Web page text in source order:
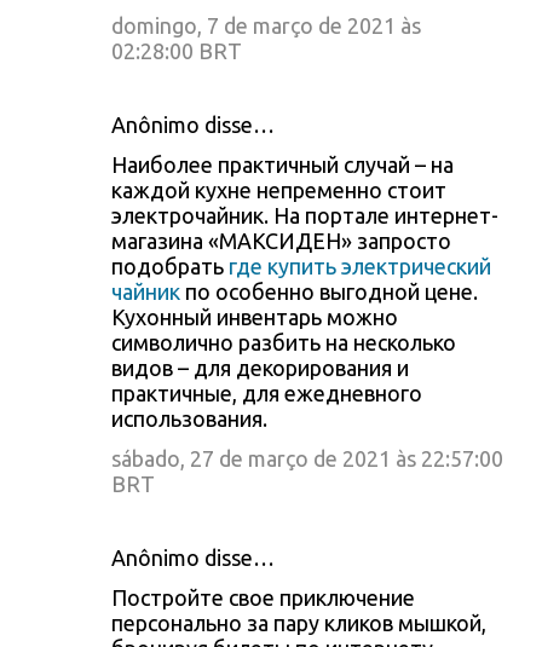
domingo, 7 de março de 2021 às
02:28:00 BRT
Anônimo disse…
Наиболее практичный случай – на
каждой кухне непременно стоит
электрочайник. На портале интернет-
магазина «МАКСИДЕН» запросто
подобрать где купить электрический
чайник по особенно выгодной цене.
Кухонный инвентарь можно
символично разбить на несколько
видов – для декорирования и
практичные, для ежедневного
использования.
sábado, 27 de março de 2021 às 22:57:00
BRT
Anônimo disse…
Постройте свое приключение
персонально за пару кликов мышкой,